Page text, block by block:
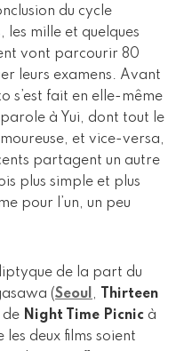
du cycle
les mille et quelques
vont parcourir 80
leurs examens. Avant
s’est fait en elle-même
à Yui, dont tout le
et vice-versa,
partagent un autre
plus simple et plus
pour l’un, un peu
de la part du
(Seoul ,
Thirteen
de Night Time Picnic à
les deux films soient